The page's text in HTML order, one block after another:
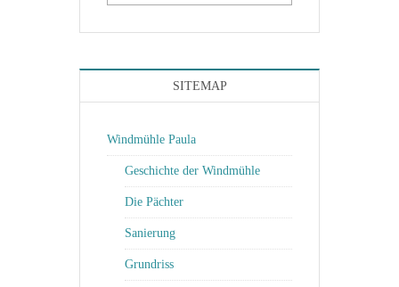
SITEMAP
Windmühle Paula
Geschichte der Windmühle
Die Pächter
Sanierung
Grundriss